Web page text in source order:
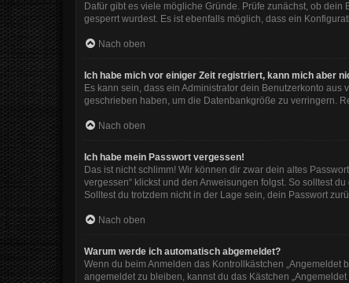
Dafür gibt es viele mögliche Gründe. Prüfe zunächst, ob
gesperrt wurdest. Es ist ebenfalls möglich, dass ein
Nach oben
Ich habe mich vor einiger Zeit registriert, kann mich aber
Es kann sein, dass ein Administrator dein Benutzerkonto
geschrieben haben, um die Datenbankgröße zu verringern.
Nach oben
Ich habe mein Passwort vergessen!
Das ist nicht schlimm! Wir können dir zwar dein altes
vergessen“ klickst und den Anweisungen folgst. So solltest
Solltest du trotzdem nicht in der Lage sein, dein Passwort
Nach oben
Warum werde ich automatisch abgemeldet?
Wenn du beim Anmelden das Kontrollkästchen
angemeldet zu bleiben, kannst du das Kästchen